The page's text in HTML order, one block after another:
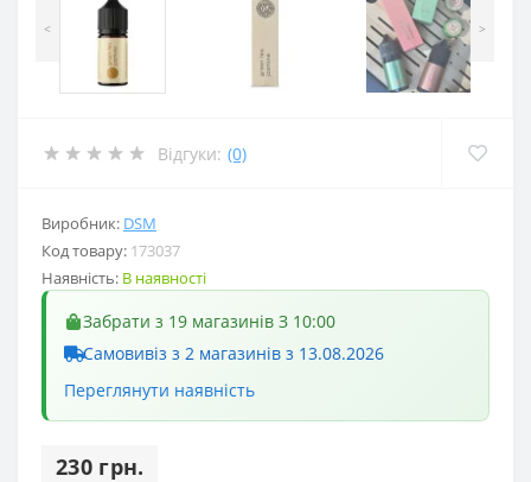
< >
Відгуки: (0)
Виробник: DSM
Код товару: 173037
Наявність: В наявності
Забрати з 19 магазинів З 10:00
Самовивіз з 2 магазинів з 13.08.2026
Переглянути наявність
230 грн.